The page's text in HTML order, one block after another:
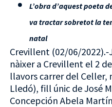
L’obra d’aquest poeta
va tractar sobretot la
natal
Crevillent (02/06/2022).-
nàixer a Crevillent el 2
llavors carrer del Celler,
Lledó), fill únic de José
Concepción Abela